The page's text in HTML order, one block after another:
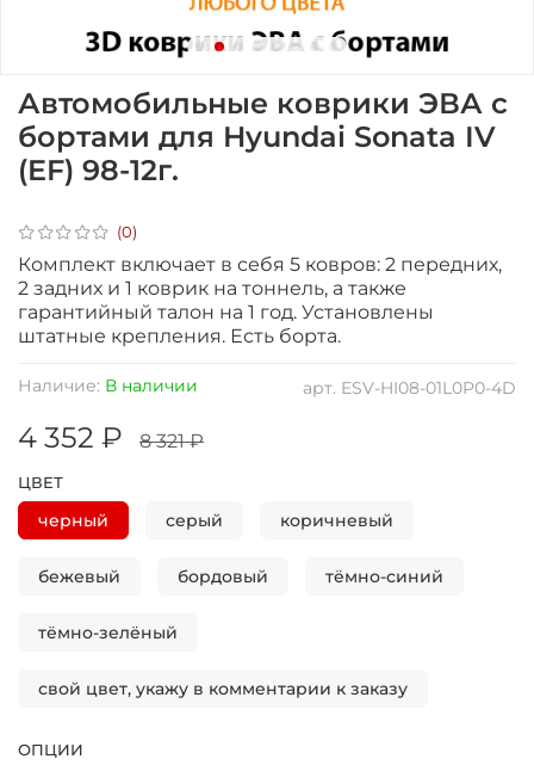
(0)
арт. ESV-HI08-01L0P0-4D
Наличие: В наличии
Автомобильные коврики ЭВА с
бортами для Hyundai Sonata IV
(EF) 98-12г.
4 352 ₽ 8 321 ₽
ЦВЕТ
черный серый коричневый
бежевый бордовый тёмно-синий
тёмно-зелёный
свой цвет, укажу в комментарии к заказу
ОПЦИИ
Комплект включает в себя 5 ковров: 2 передних,
2 задних и 1 коврик на тоннель, а также
гарантийный талон на 1 год. Установлены
штатные крепления. Есть борта.